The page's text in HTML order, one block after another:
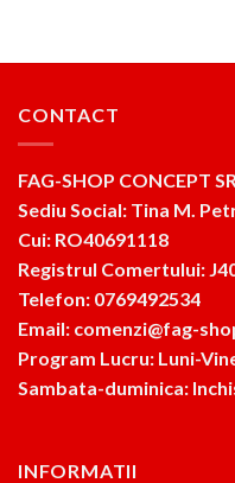
CONTACT
FAG-SHOP CONCEPT
Sediu Social: Tina M.
Cui: RO40691118
Registrul Comertului:
Telefon: 0769492534
Email: comenzi@fag-
Program Lucru: Luni-
Sambata-duminica:
INFORMATII